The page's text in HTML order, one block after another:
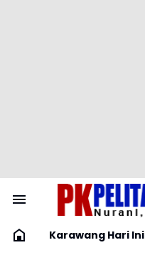
Karawang Hari Ini